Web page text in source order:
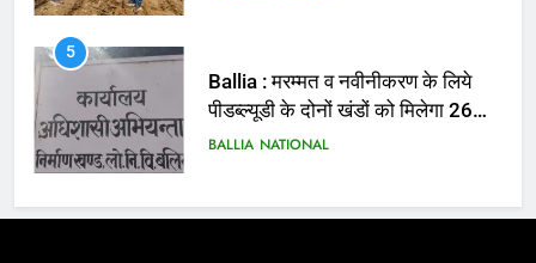
6
Ballia : 110 फीट ऊंचे तिरंगे के सम्मान
में बलिया में निकला तिरंगा यात्रा
BALLIA NATIONAL
7